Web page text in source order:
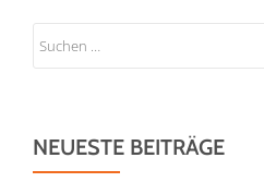
NEUESTE BEITRÄGE